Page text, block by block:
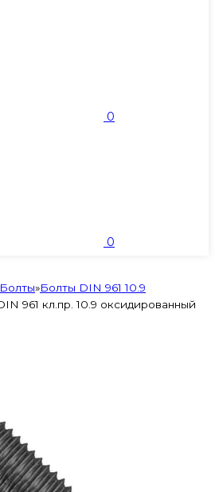
0
0
Болты»Болты DIN 961 10.9
961 кл.пр. 10.9 оксидированный